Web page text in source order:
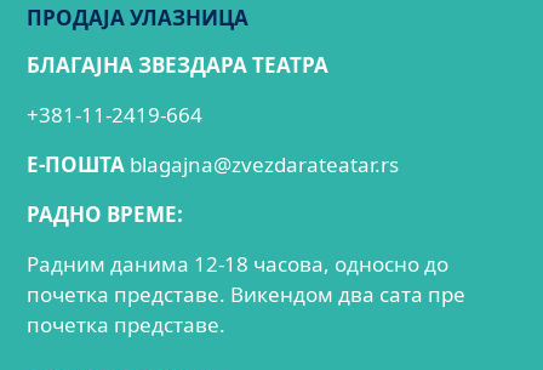
ПРОДАЈА УЛАЗНИЦА
БЛАГАЈНА ЗВЕЗДАРА ТЕАТРА
+381-11-2419-664
E-ПОШТА blagajna@zvezdarateatar.rs
РАДНО ВРЕМЕ:
Радним данима 12-18 часова, односно до
почетка представе. Викендом два сата пре
почетка представе.